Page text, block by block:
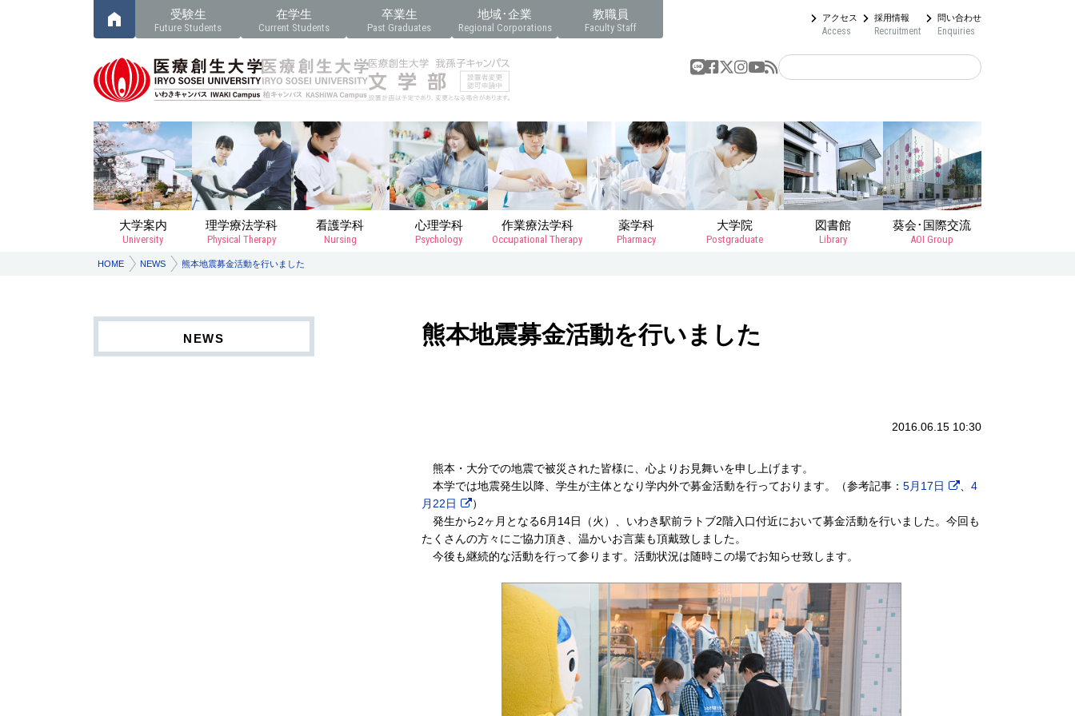
受験生
Future Students
在学生
Current Students
卒業生
Past Graduates
地域･企業
Regional Corporations
教職員
Faculty Staff
アクセス
Access
採用情報
Recruitment
問い合わせ
Enquiries
大学案内
University
理学療法学科
Physical Therapy
看護学科
Nursing
心理学科
Psychology
作業療法学科
Occupational Therapy
薬学科
Pharmacy
大学院
Postgraduate
図書館
Library
葵会･国際交流
AOI Group
HOME NEWS 熊本地震募金活動を行いました
熊本地震募金活動を行いました
2016.06.15 10:30
熊本・大分での地震で被災された皆様に、心よりお見舞いを申し上げます。
本学では地震発生以降、学生が主体となり学内外で募金活動を行っております。（参考記事： 5月17日
4
月22日
）
発生から2ヶ月となる6月14日（火）、いわき駅前ラトブ2階入口付近において募金活動を行いました。今回も
たくさんの方々にご協力頂き、温かいお言葉も頂戴致しました。
今後も継続的な活動を行って参ります。活動状況は随時この場でお知らせ致します。
NEWS